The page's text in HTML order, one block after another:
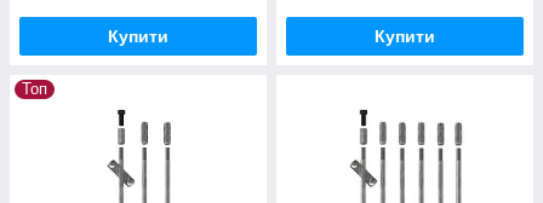
Купити Купити
Топ